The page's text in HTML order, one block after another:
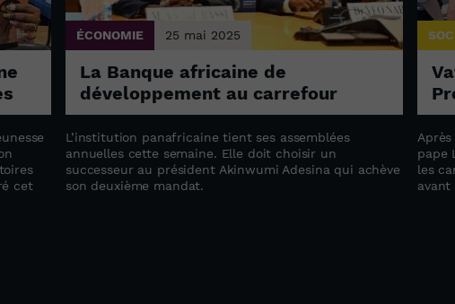
cet
ÉCONOMIE 25 mai 2025
La Banque africaine de
développement au carrefour
L’institution panafricaine tient ses assemblées
annuelles cette semaine. Elle doit choisir un
successeur au président Akinwumi Adesina qui achève
son deuxième mandat.
pape
les
avant